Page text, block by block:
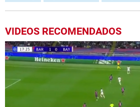
VIDEOS RECOMENDADOS